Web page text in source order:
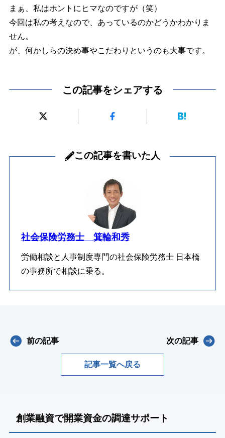
まぁ、私はホントにヒマなのですが（笑）
今回は私の考えなので、あっているのかどうかわかりま
せん。
が、何かしらの決め事やこだわりというのも大事です。
この記事をシェアする
この記事を書いた人
社会保険労務士 箕輪和秀
労働相談と人事制度専門の社会保険労務士 日本橋
の事務所で相談に乗る。
前の記事
記事一覧へ戻る
次の記事
創業融資で開業資金の調達サポート